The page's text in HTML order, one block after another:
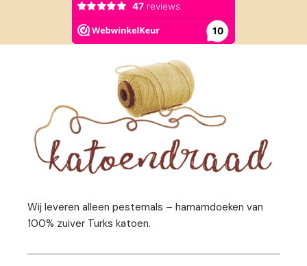
Wij leveren alleen pestemals – hamamdoeken van
100% zuiver Turks katoen.